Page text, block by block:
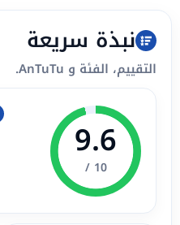
نبذة سريعة
التقييم، الفئة و AnTuTu.
9.6
10 /